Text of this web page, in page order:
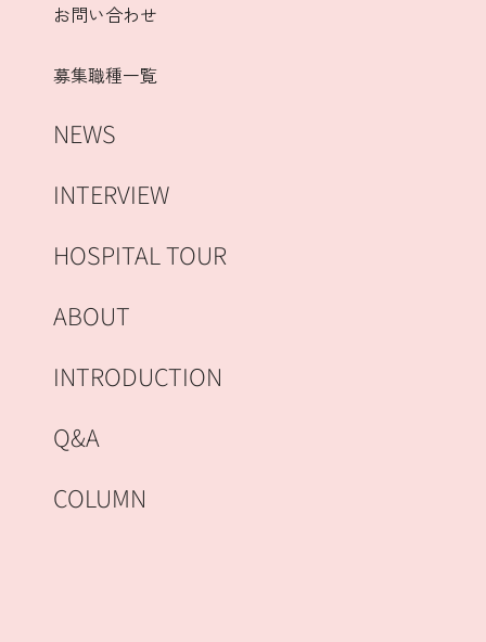
お問い合わせ
募集職種一覧
NEWS
INTERVIEW
HOSPITAL TOUR
ABOUT
INTRODUCTION
Q&A
COLUMN